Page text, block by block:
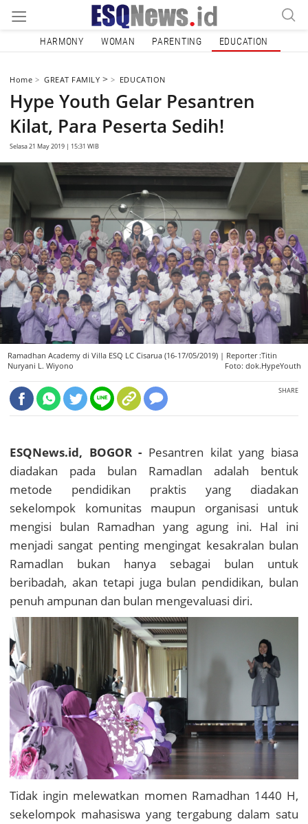
HARMONY WOMAN PARENTING EDUCATION
Home GREAT FAMILY > EDUCATION
Hype Youth Gelar Pesantren
Kilat, Para Peserta Sedih!
Selasa 21 May 2019 | 15:31 WIB
Ramadhan Academy di Villa ESQ LC Cisarua (16-17/05/2019) | Reporter :Titin
Nuryani L. Wiyono
Foto: dok.HypeYouth
SHARE
ESQNews.id, BOGOR - Pesantren kilat yang biasa
diadakan pada bulan Ramadlan adalah bentuk
metode pendidikan praktis yang diadakan
sekelompok komunitas maupun organisasi untuk
mengisi bulan Ramadhan yang agung ini. Hal ini
menjadi sangat penting mengingat kesakralan bulan
Ramadlan bukan hanya sebagai bulan untuk
beribadah, akan tetapi juga bulan pendidikan, bulan
penuh ampunan dan bulan mengevaluasi diri.
Tidak ingin melewatkan momen Ramadhan 1440 H,
sekelompok mahasiswa yang tergabung dalam satu